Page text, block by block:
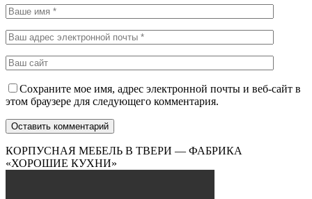
Сохраните мое имя, адрес электронной почты и веб-сайт в
этом браузере для следующего комментария.
КОРПУСНАЯ МЕБЕЛЬ В ТВЕРИ — ФАБРИКА
«ХОРОШИЕ КУХНИ»